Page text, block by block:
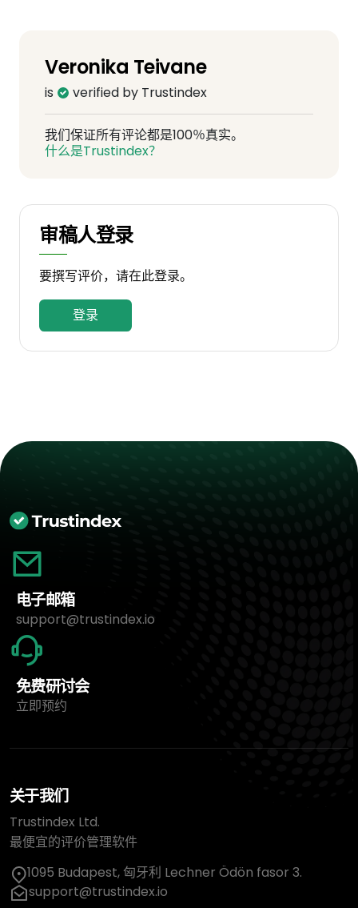
Veronika Teivane
is verified by Trustindex
我们保证所有评论都是100％真实。
什么是Trustindex？
审稿人登录
要撰写评价，请在此登录。
登录
电子邮箱
support@trustindex.io
免费研讨会
立即预约
关于我们
Trustindex Ltd.
最便宜的评价管理软件
1095 Budapest, 匈牙利 Lechner Ödön fasor 3.
support@trustindex.io